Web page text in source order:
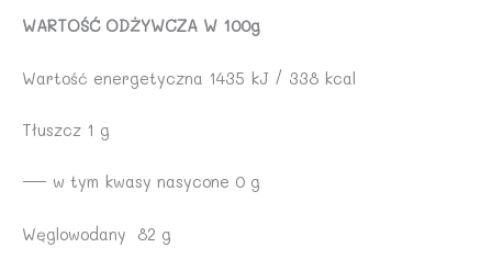
WARTOŚĆ ODŻYWCZA W 100g
Wartość energetyczna 1435 kJ / 338 kcal
Tłuszcz 1 g
— w tym kwasy nasycone 0 g
Węglowodany 82 g